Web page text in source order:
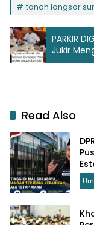
tanah longsor
PARKIR
Jukir
Read Also